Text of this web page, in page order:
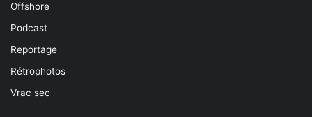
Offshore
Podcast
Reportage
Rétrophotos
Vrac sec